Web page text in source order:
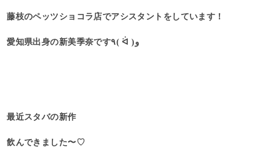
藤枝のペッツショコラ店でアシスタントをしています！
愛知県出身の新美季奈です٩( ᐛ )و
最近スタバの新作
飲んできました〜♡